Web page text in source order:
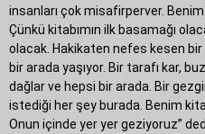
insanları çok misafirperver.
Çünkü kitabımın ilk basamağı
olacak. Hakikaten nefes kesen
bir arada yaşıyor. Bir tarafı kar,
dağlar ve hepsi bir arada. Bir
istediği her şey burada. Benim
Onun içinde yer yer geziyoruz”